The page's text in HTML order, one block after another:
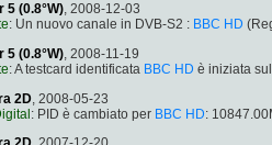
5 (0.8°W), 2008-12-03
: Un nuovo canale in DVB-S2 : BBC HD
5 (0.8°W), 2008-11-19
: A testcard identificata BBC HD è iniziata
2D , 2008-05-23
: PID è cambiato per BBC HD: